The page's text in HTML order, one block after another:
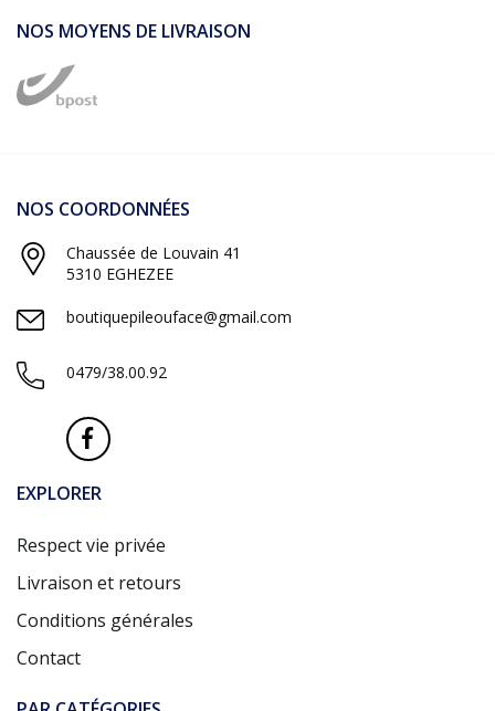
NOS MOYENS DE LIVRAISON
NOS COORDONNÉES
Chaussée de Louvain 41
5310 EGHEZEE
boutiquepileouface@gmail.com
0479/38.00.92
EXPLORER
Respect vie privée
Livraison et retours
Conditions générales
Contact